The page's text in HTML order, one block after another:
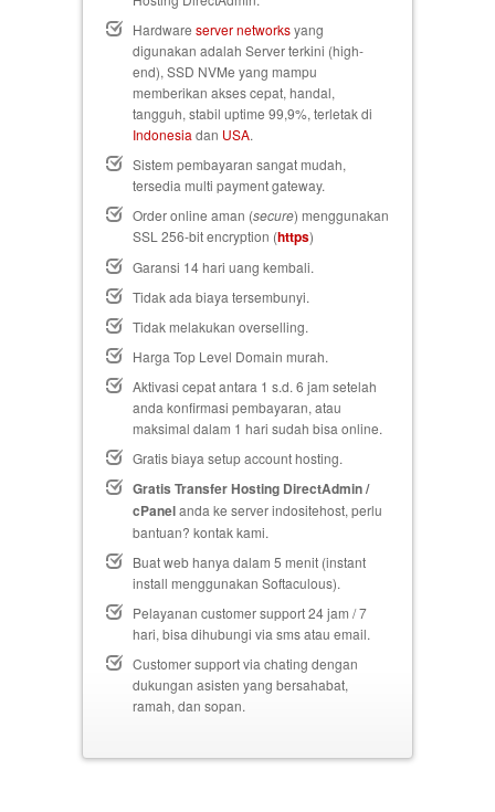
Hardware server networksyang
digunakan adalah Server terkini (high-
end), SSD NVMe yang mampu
memberikan akses cepat, handal,
tangguh, stabil uptime 99,9%, terletak di
Indonesia dan USA.
Sistem pembayaran sangat mudah,
tersedia multi payment gateway.
Order online aman (secure) menggunakan
SSL 256-bit encryption (https)
Garansi 14 hari uang kembali.
Tidak ada biaya tersembunyi.
Tidak melakukan overselling.
Harga Top Level Domain murah.
Aktivasi cepat antara 1 s.d. 6 jam setelah
anda konfirmasi pembayaran, atau
maksimal dalam 1 hari sudah bisa online.
Gratis biaya setupaccount hosting.
Gratis Transfer Hosting DirectAdmin /
cPanelanda ke server indositehost, perlu
bantuan? kontak kami.
Buat web hanya dalam 5 menit (instant
install menggunakan Softaculous).
Pelayanan customer support 24 jam / 7
hari, bisa dihubungi via sms atau email.
Customer support via chating dengan
dukungan asisten yang bersahabat,
ramah, dan sopan.